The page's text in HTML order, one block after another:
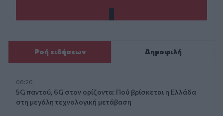
Ροή ειδήσεων Δημοφιλή
08:26
5G παντού, 6G στον ορίζοντα: Πού βρίσκεται η Ελλάδα
στη μεγάλη τεχνολογική μετάβαση